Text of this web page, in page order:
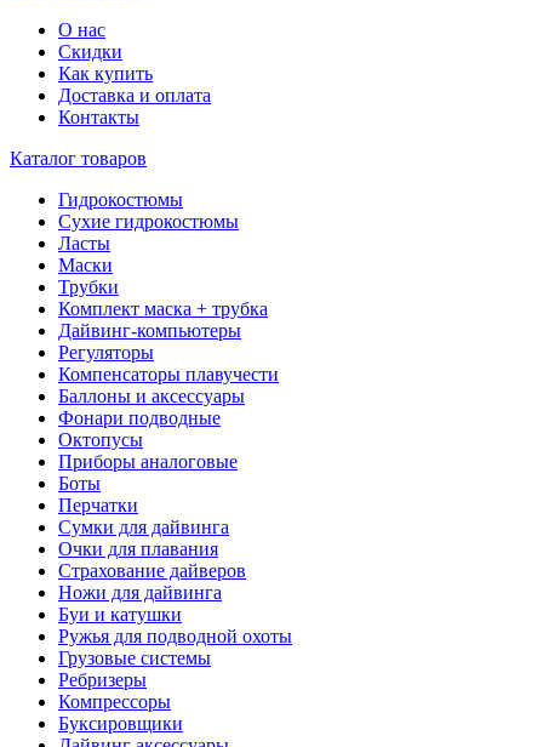
О нас
Скидки
Как купить
Доставка и оплата
Контакты
Каталог товаров
Гидрокостюмы
Сухие гидрокостюмы
Ласты
Маски
Трубки
Комплект маска + трубка
Дайвинг-компьютеры
Регуляторы
Компенсаторы плавучести
Баллоны и аксессуары
Фонари подводные
Октопусы
Приборы аналоговые
Боты
Перчатки
Сумки для дайвинга
Очки для плавания
Страхование дайверов
Ножи для дайвинга
Буи и катушки
Ружья для подводной охоты
Грузовые системы
Ребризеры
Компрессоры
Буксировщики